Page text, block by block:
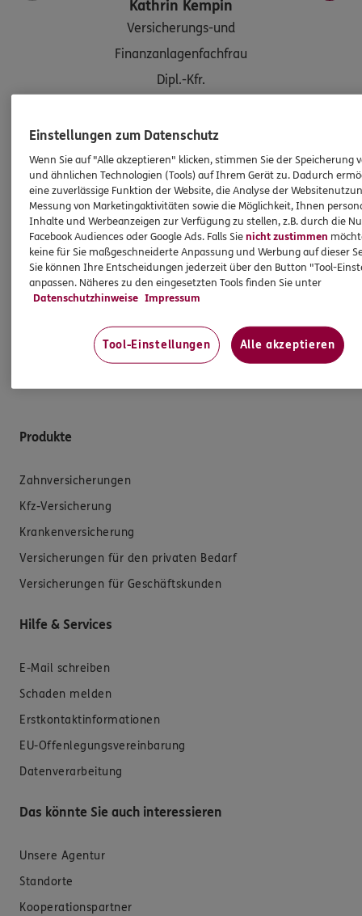
Kathrin Kempin
Versicherungs-und
Finanzanlagenfachfrau
Dipl.-Kfr.
Tel: 034202 / 53030
kathrin.kempin@ergo.de
Mobil: 0172 / 3755861
Damit Sie Ihre Zukunft optimistisch gestalten können:
wir beraten Sie gerne rund um Versicherungen und
Vorsorge. Oder treffen Sie uns persönlich
in Delitzsch, Bitterfelder Str. 45.
So erreichen Sie uns
Produkte
Zahnversicherungen
Kfz-Versicherung
Krankenversicherung
Versicherungen für den privaten Bedarf
Versicherungen für Geschäftskunden
Hilfe & Services
E-Mail schreiben
Schaden melden
Erstkontaktinformationen
EU-Offenlegungsvereinbarung
Datenverarbeitung
Das könnte Sie auch interessieren
Unsere Agentur
Standorte
Kooperationspartner
Einstellungen zum Datenschutz
Wenn Sie auf "Alle akzeptieren" klicken, stimmen Sie der Speicherung
und ähnlichen Technologien (Tools) auf Ihrem Gerät zu. Dadurch
eine zuverlässige Funktion der Website, die Analyse der
Messung von Marketingaktivitäten sowie die Möglichkeit, Ihnen
Inhalte und Werbeanzeigen zur Verfügung zu stellen, z.B. durch die
Facebook Audiences oder Google Ads. Falls Sienicht zustimmen
keine für Sie maßgeschneiderte Anpassung und Werbung auf dieser
Sie können Ihre Entscheidungen jederzeit über den Button "Tool-
anpassen. Näheres zu den eingesetzten Tools finden Sie unter
Datenschutzhinweise Impressum
Tool-Einstellungen Alle akzeptieren